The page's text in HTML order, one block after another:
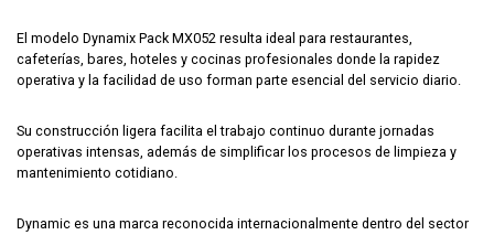
El modelo Dynamix Pack MX052 resulta ideal para restaurantes,
cafeterías, bares, hoteles y cocinas profesionales donde la rapidez
operativa y la facilidad de uso forman parte esencial del servicio diario.
Su construcción ligera facilita el trabajo continuo durante jornadas
operativas intensas, además de simplificar los procesos de limpieza y
mantenimiento cotidiano.
Dynamic es una marca reconocida internacionalmente dentro del sector